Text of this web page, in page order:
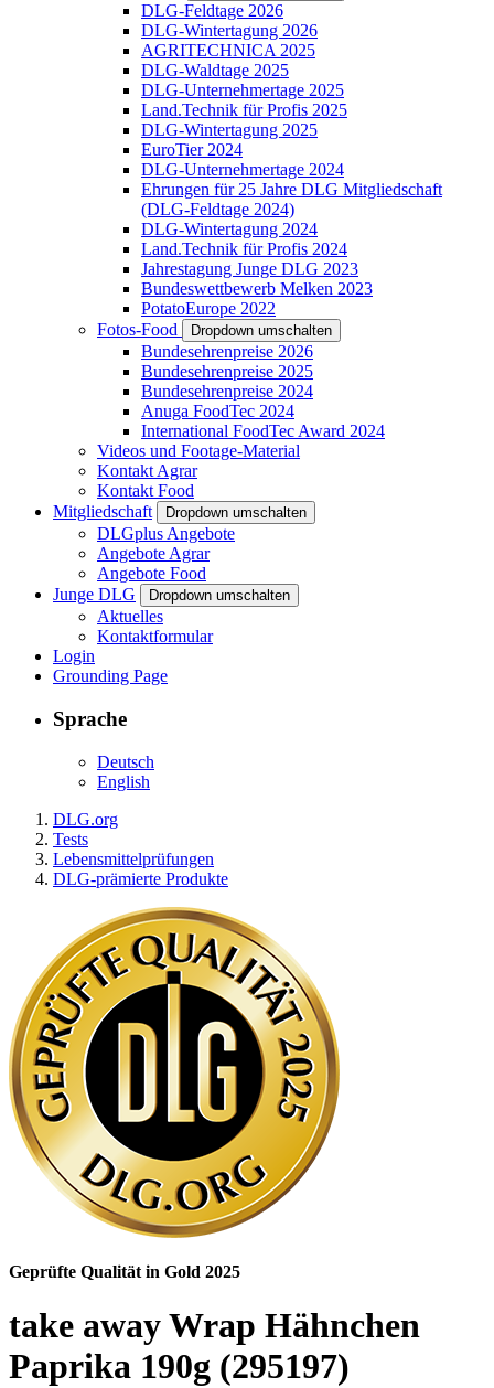
DLG-Feldtage 2026
DLG-Wintertagung 2026
AGRITECHNICA 2025
DLG-Waldtage 2025
DLG-Unternehmertage 2025
Land.Technik für Profis 2025
DLG-Wintertagung 2025
EuroTier 2024
DLG-Unternehmertage 2024
Ehrungen für 25 Jahre DLG Mitgliedschaft
(DLG-Feldtage 2024)
DLG-Wintertagung 2024
Land.Technik für Profis 2024
Jahrestagung Junge DLG 2023
Bundeswettbewerb Melken 2023
PotatoEurope 2022
Fotos-Food
Dropdown umschalten
Bundesehrenpreise 2026
Bundesehrenpreise 2025
Bundesehrenpreise 2024
Anuga FoodTec 2024
International FoodTec Award 2024
Videos und Footage-Material
Kontakt Agrar
Kontakt Food
Mitgliedschaft
Dropdown umschalten
DLGplus Angebote
Angebote Agrar
Angebote Food
Junge DLG
Dropdown umschalten
Aktuelles
Kontaktformular
Login
Grounding Page
Sprache
Deutsch
English
DLG.org
Tests
Lebensmittelprüfungen
DLG-prämierte Produkte
Geprüfte Qualität in Gold 2025
take away Wrap Hähnchen
Paprika 190g (295197)